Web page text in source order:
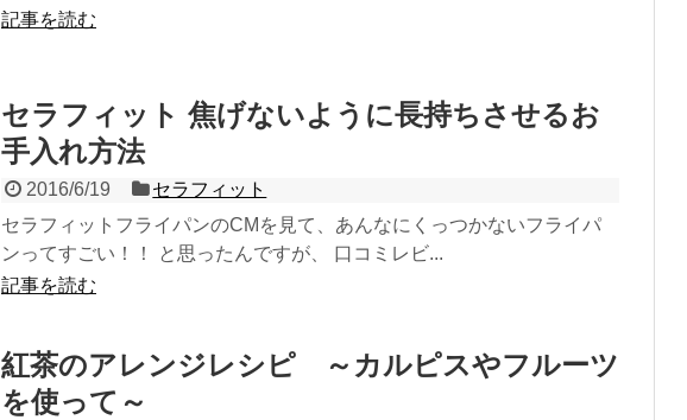
記事を読む
セラフィット 焦げないように長持ちさせるお
手入れ方法
2016/6/19
セラフィット
セラフィットフライパンのCMを見て、あんなにくっつかないフライパ
ンってすごい！！ と思ったんですが、 口コミレビ...
記事を読む
紅茶のアレンジレシピ ～カルピスやフルーツ
を使って～